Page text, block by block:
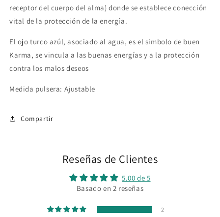
receptor del cuerpo del alma) donde se establece conección
vital de la protección de la energía.
El ojo turco azúl, asociado al agua, es el simbolo de buen
Karma, se vincula a las buenas energías y a la protección
contra los malos deseos
Medida pulsera: Ajustable
Compartir
Reseñas de Clientes
5.00 de 5
Basado en 2 reseñas
2